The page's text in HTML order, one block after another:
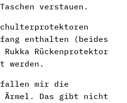
verstauen.
enthalten (beides
Rückenprotektor
werden.
mir die
Ärmel. Das gibt nicht